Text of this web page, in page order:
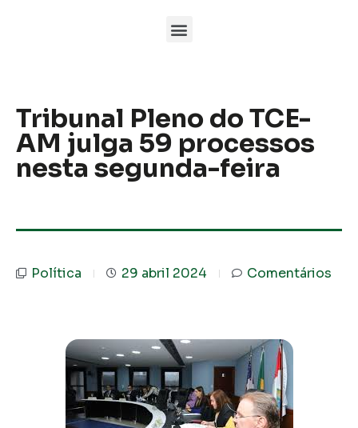
Tribunal Pleno do TCE-
AM julga 59 processos
nesta segunda-feira
Política 29 abril 2024 Comentários